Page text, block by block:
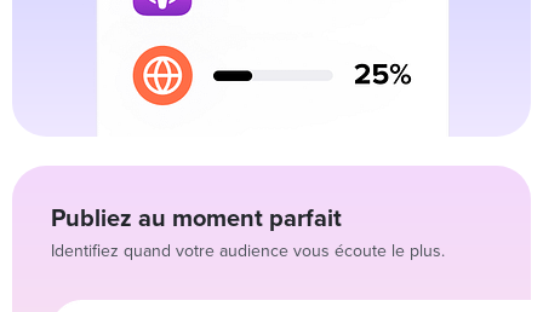
Publiez au moment parfait
Identifiez quand votre audience vous écoute le plus.